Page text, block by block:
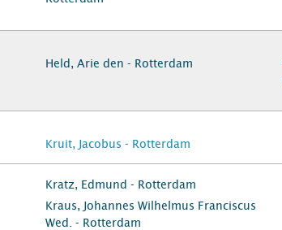
Held, Arie den - Rotterdam
Kruit, Jacobus - Rotterdam
Kratz, Edmund - Rotterdam
Kraus, Johannes Wilhelmus Franciscus
Wed. - Rotterdam